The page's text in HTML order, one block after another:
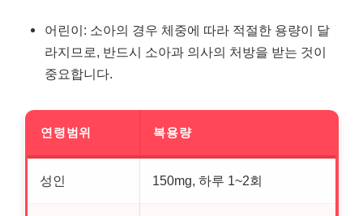
어린이: 소아의 경우 체중에 따라 적절한 용량이 달
라지므로, 반드시 소아과 의사의 처방을 받는 것이
중요합니다.
연령범위 복용량
성인 150mg, 하루 1~2회